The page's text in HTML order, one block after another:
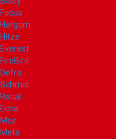
Focus
Hergom
Hitze
Everest
FireBird
Defro
Schmid
Rocal
Echa
Mcz
Meta